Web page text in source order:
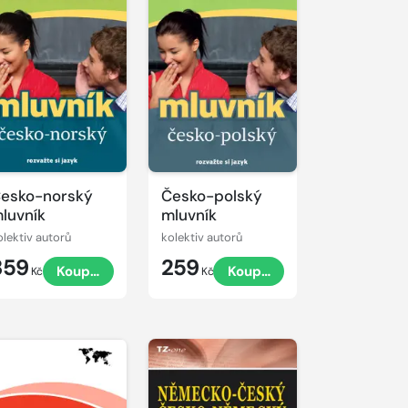
norský
autorů
Kč Koupit
Česko-polský
mluvník
kolektiv autorů
259 Kč Koupit